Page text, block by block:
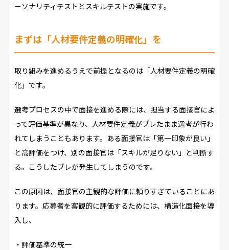
ーソナリティテストとスキルテストの実施です。
まずは「人材要件定義の明確化」を
取り組みを進めるうえで前提となるのは「人材要件定義の明確
化」です。
選考プロセスの中で面接を進める際には、担当する面接官によ
って評価基準が異なり、人材要件定義がブレたまま選考が行わ
れてしまうこともあります。ある面接官は「第一印象が良い」
と高評価をつけ、別の面接官は「スキルが足りない」と判断す
る。こうしたブレが発生してしまうのです。
この原因は、面接官の主観的な評価に頼りすぎていることにあ
ります。応募者を客観的に評価するためには、構造化面接を導
入し、
・評価基準の統一